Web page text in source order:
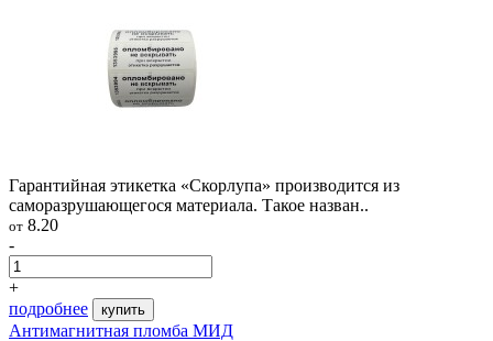
Гарантийная этикетка «Скорлупа» производится из
саморазрушающегося материала. Такое назван..
от 8.20
-
+
подробнее
купить
Антимагнитная пломба МИД